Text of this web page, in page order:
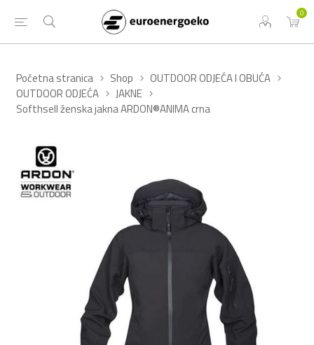
0
Početna stranica Shop
OUTDOOR ODJEĆA I OBUĆA
OUTDOOR ODJEĆA
JAKNE
Softhsell ženska jakna ARDON®ANIMA crna